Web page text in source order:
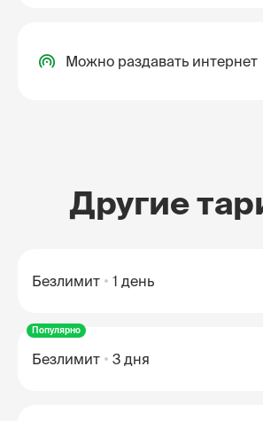
Можно раздавать интернет
Другие
Безлимит 1 день
Популярно
Безлимит 3 дня